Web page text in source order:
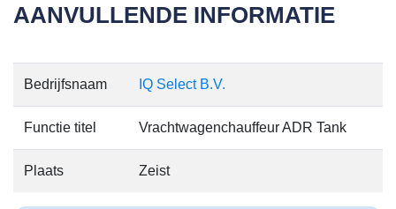
AANVULLENDE INFORMATIE
Bedrijfsnaam IQ Select B.V.
Functie titel Vrachtwagenchauffeur ADR Tank
Plaats Zeist